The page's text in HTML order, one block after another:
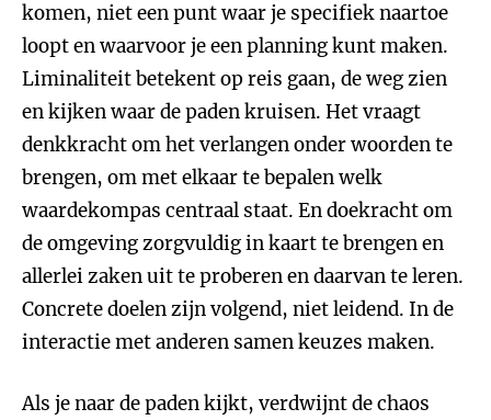
komen, niet een punt waar je specifiek naartoe
loopt en waarvoor je een planning kunt maken.
Liminaliteit betekent op reis gaan, de weg zien
en kijken waar de paden kruisen. Het vraagt
denkkracht om het verlangen onder woorden te
brengen, om met elkaar te bepalen welk
waardekompas centraal staat. En doekracht om
de omgeving zorgvuldig in kaart te brengen en
allerlei zaken uit te proberen en daarvan te leren.
Concrete doelen zijn volgend, niet leidend. In de
interactie met anderen samen keuzes maken.
Als je naar de paden kijkt, verdwijnt de chaos